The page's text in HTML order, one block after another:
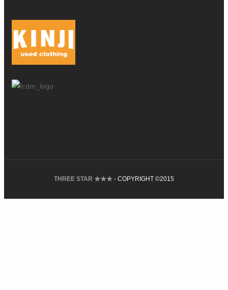
THREE STAR ★★★ - COPYRIGHT ©2015